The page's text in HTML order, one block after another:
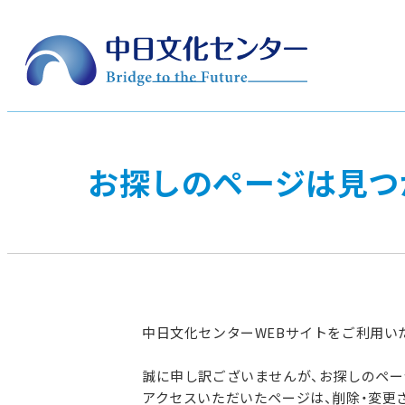
お探しのページは見
中日文化センターWEBサイトをご利用い
誠に申し訳ございませんが、お探しのペ
アクセスいただいたページは、削除・変